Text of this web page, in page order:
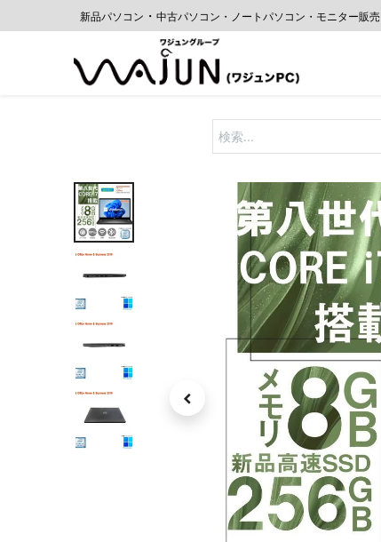
新品パソコン ・ 中古パソコン・ノートパソコン・モニター販売